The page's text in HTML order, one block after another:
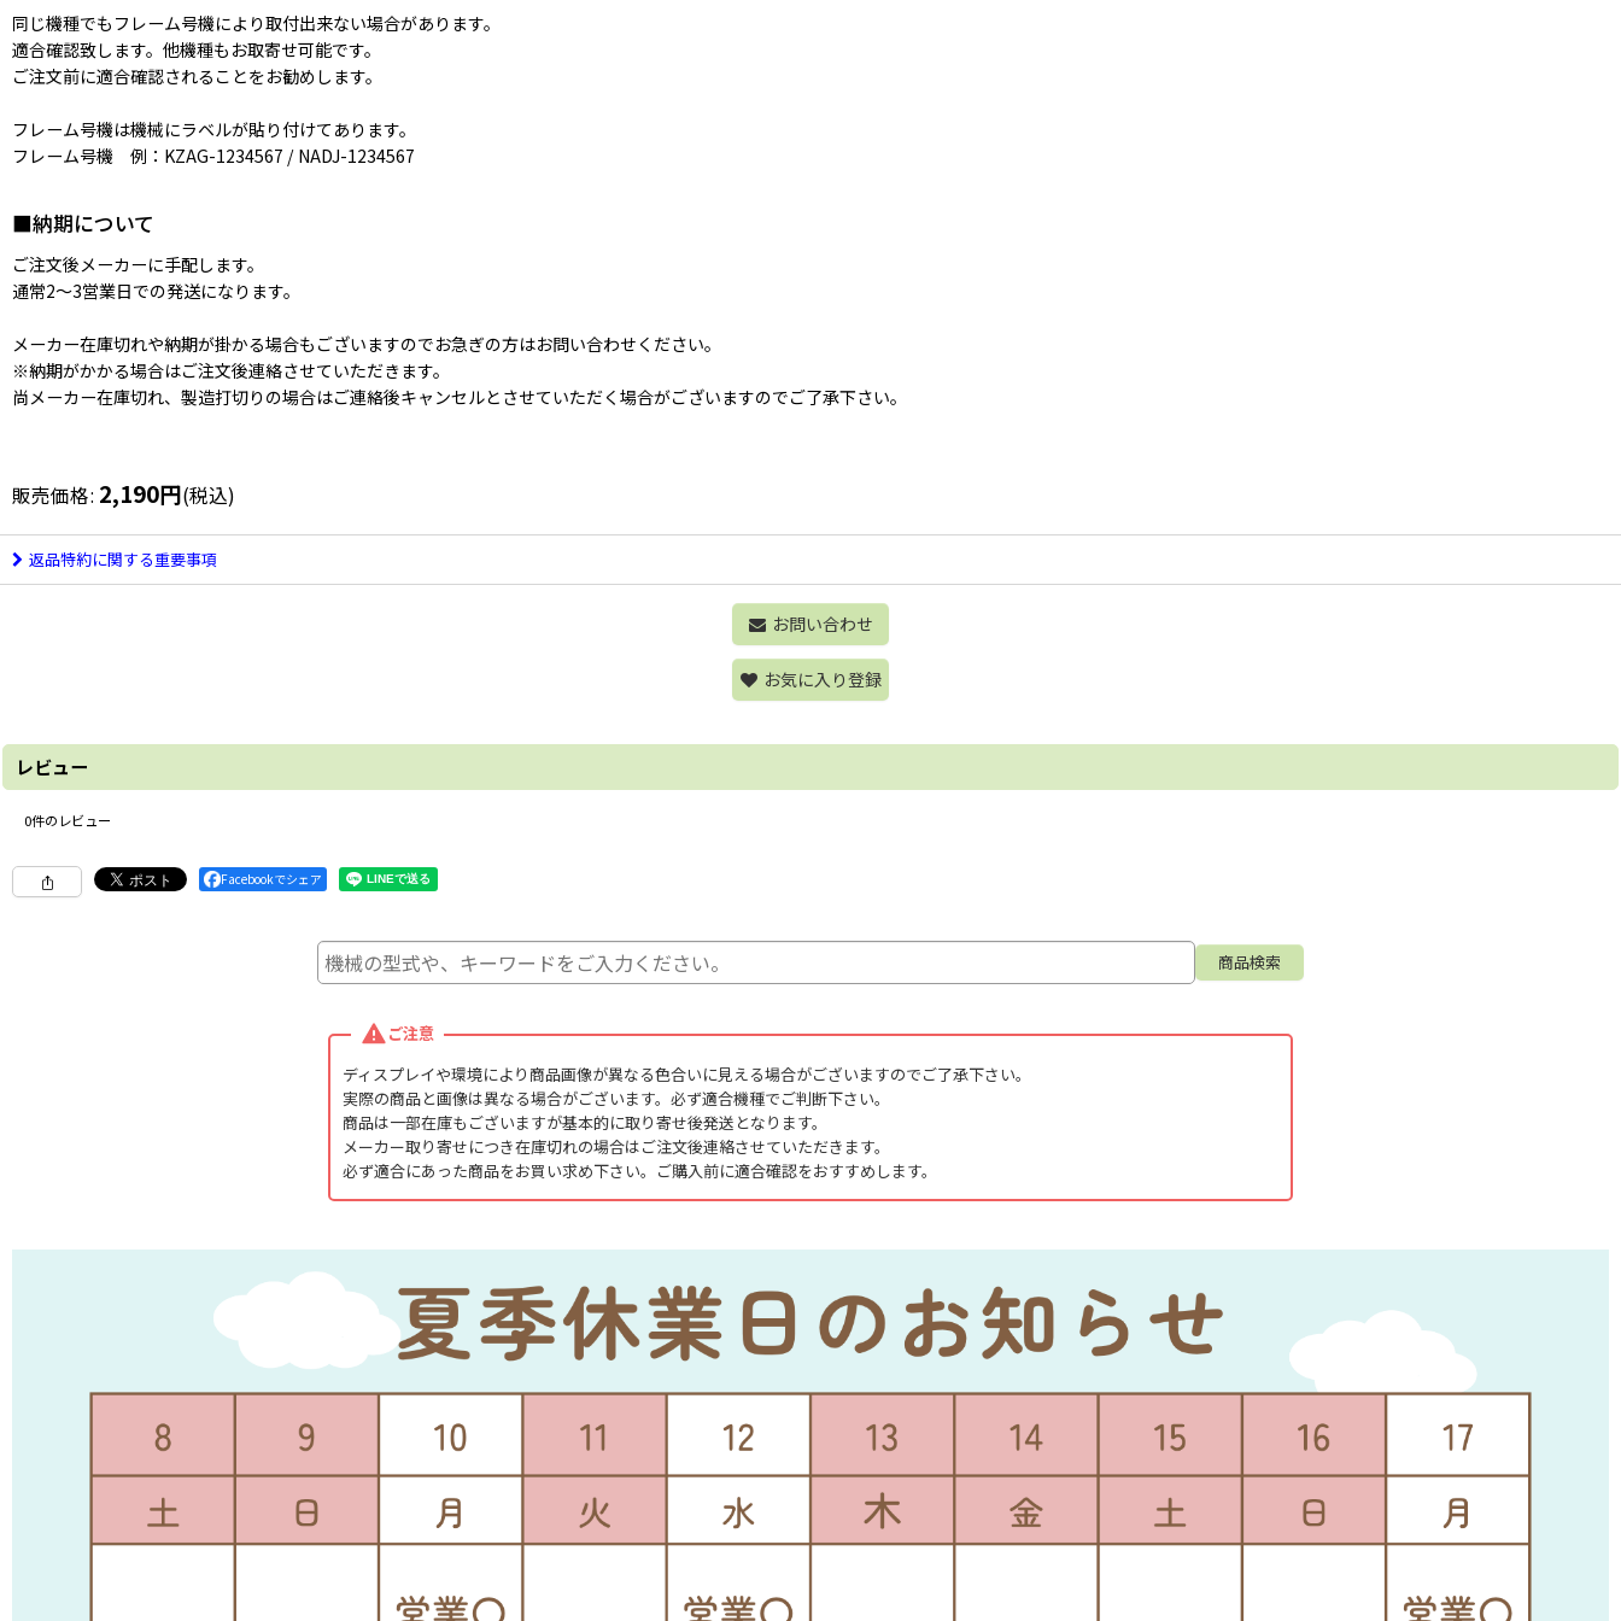
同じ機種でもフレーム号機により取付出来ない場合があります。
適合確認致します。他機種もお取寄せ可能です。
ご注文前に適合確認されることをお勧めします。
フレーム号機は機械にラベルが貼り付けてあります。
フレーム号機 例：KZAG-1234567 / NADJ-1234567
■納期について
ご注文後メーカーに手配します。
通常2〜3営業日での発送になります。
メーカー在庫切れや納期が掛かる場合もございますのでお急ぎの方はお問い合わせください。
※納期がかかる場合はご注文後連絡させていただきます。
尚メーカー在庫切れ、製造打切りの場合はご連絡後キャンセルとさせていただく場合がございますのでご了承下さい。
販売価格: 2,190円(税込)
返品特約に関する重要事項
お問い合わせ
お気に入り登録
レビュー
0件のレビュー
Facebookでシェア
ご注意
ディスプレイや環境により商品画像が異なる色合いに見える場合がございますのでご了承下さい。
実際の商品と画像は異なる場合がございます。必ず適合機種でご判断下さい。
商品は一部在庫もございますが基本的に取り寄せ後発送となります。
メーカー取り寄せにつき在庫切れの場合はご注文後連絡させていただきます。
必ず適合にあった商品をお買い求め下さい。ご購入前に適合確認をおすすめします。